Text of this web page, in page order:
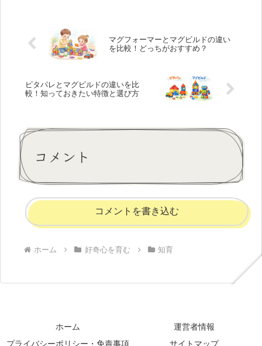
マグフォーマーとマグビルドの違い
を比較！どっちがおすすめ？
ピタパレとマグビルドの違いを比
較！知っておきたい特徴と選び方
コメント
コメントを書き込む
ホーム 好奇心を育む 知育
ホーム
運営者情報
プライバシーポリシー・免責事項
サイトマップ